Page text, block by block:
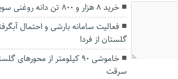
خرید ۸ هزار و ۸۰۰ تن دانه روغنی سویا در گلستان
فعالیت سامانه بارشی و احتمال
گلستان از فردا
خاموشی ۹۰ کیلومتر از
سرقت